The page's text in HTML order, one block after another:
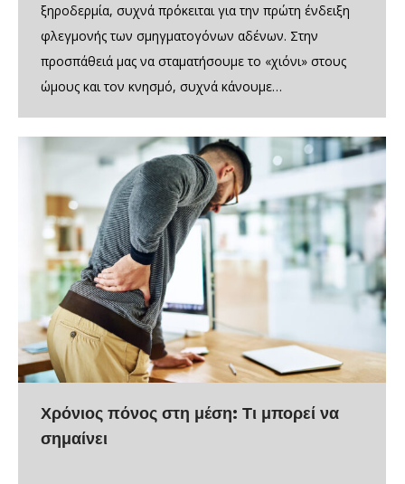
ξηροδερμία, συχνά πρόκειται για την πρώτη ένδειξη
φλεγμονής των σμηγματογόνων αδένων. Στην
προσπάθειά μας να σταματήσουμε το «χιόνι» στους
ώμους και τον κνησμό, συχνά κάνουμε…
Χρόνιος πόνος στη μέση: Τι μπορεί να
σημαίνει